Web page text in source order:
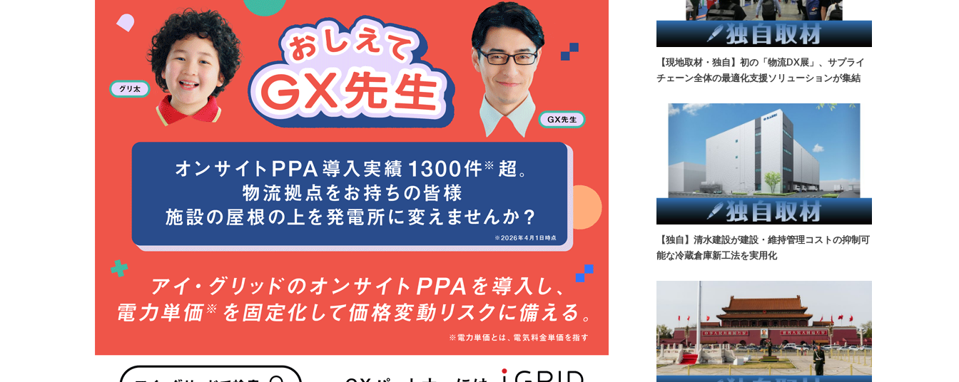
【現地取材・独自】初の「物流DX展」、サプライ
チェーン全体の最適化支援ソリューションが集結
【独自】清水建設が建設・維持管理コストの抑制可
能な冷蔵倉庫新工法を実用化